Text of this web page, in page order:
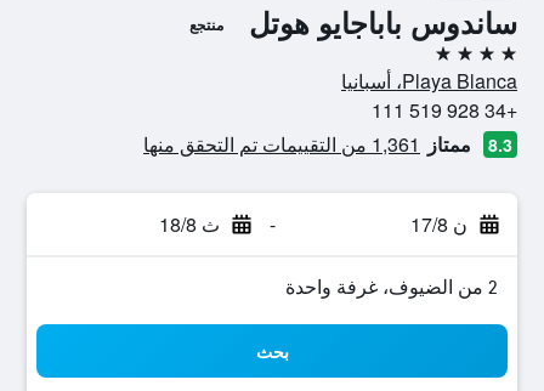
ساندوس باباجايو هوتل منتجع
4 نجوم
Playa Blanca، أسبانيا
+34 928 519 111
8.3 ممتاز 1,361 من التقييمات تم التحقق منها
ن 17/8 - ث 18/8
2 من الضيوف، غرفة واحدة
بحث